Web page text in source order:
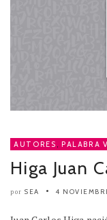
AUTORES , PALABRA
Higa Juan
por SEA 4